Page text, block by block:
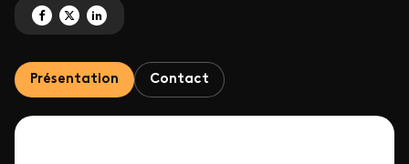
Partagez 'AUTOUR DE… (Une collection de 12 X 30mn)' sur Facebook
Partagez 'AUTOUR DE… (Une collection de 12 X 30mn)' sur X
Partagez 'AUTOUR DE… (Une collection de 12 X 30mn)' sur
Présentation Contact